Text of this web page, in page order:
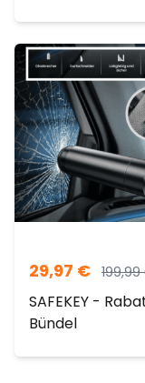
29,97 € 199,99
SAFEKEY -
Bündel